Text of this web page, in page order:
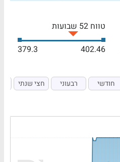
טווח 52 שבועות
402.46
379.3
חודשי רבעוני חצי שנתי